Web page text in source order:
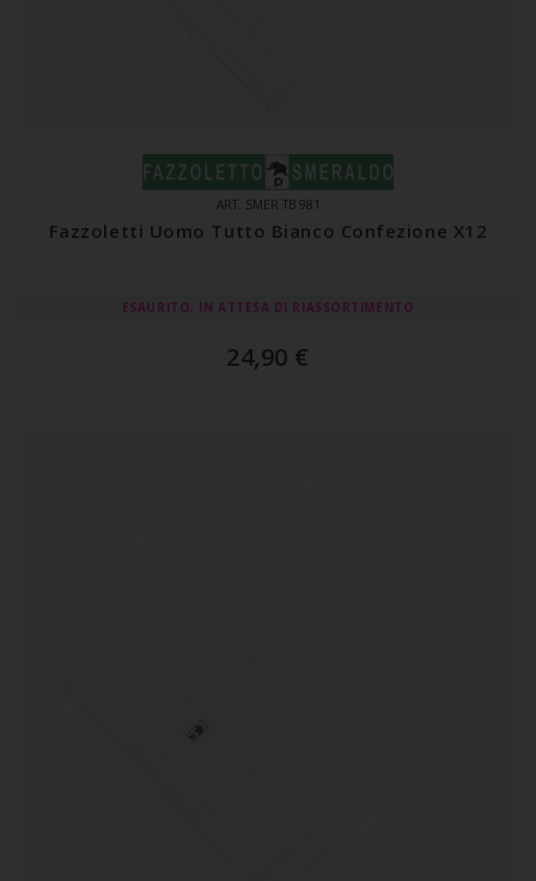
ART. SMER TB 981
Fazzoletti Uomo Tutto Bianco Confezione X12
ESAURITO, IN ATTESA DI RIASSORTIMENTO
24,90 €